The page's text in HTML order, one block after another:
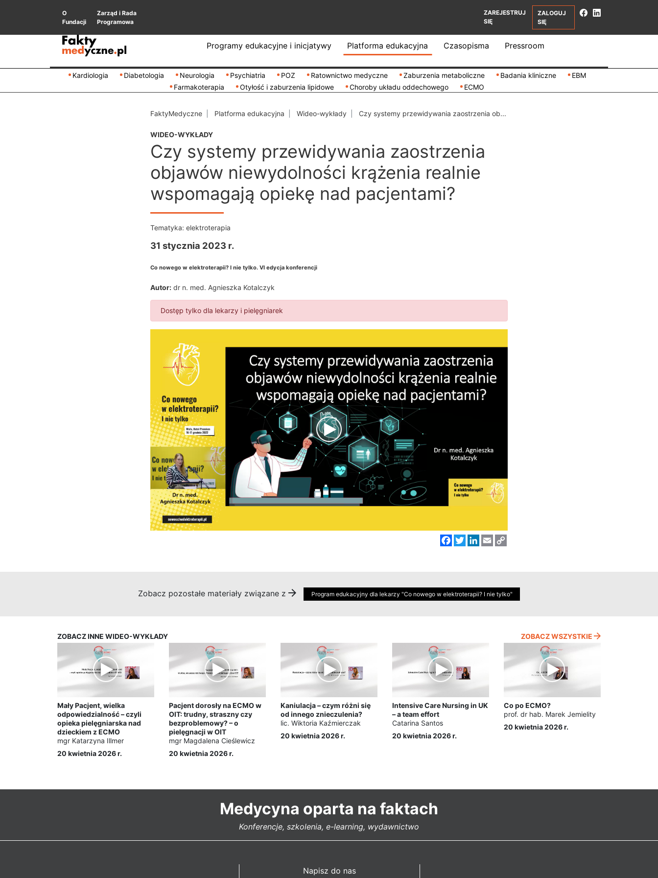
O
Fundacji
Zarząd i Rada
Programowa
ZAREJESTRUJ
SIĘ
ZALOGUJ
SIĘ
Programy edukacyjne i inicjatywy Platforma edukacyjna Czasopisma Pressroom
Kardiologia Diabetologia Neurologia Psychiatria POZ Ratownictwo medyczne Zaburzenia metaboliczne Badania kliniczne
EBM
Farmakoterapia
Otyłość i zaburzenia lipidowe Choroby układu oddechowego ECMO
FaktyMedyczne Platforma edukacyjna Wideo-wykłady Czy systemy przewidywania zaostrzenia ob...
WIDEO-WYKŁADY
Czy systemy przewidywania zaostrzenia
objawów niewydolności krążenia realnie
wspomagają opiekę nad pacjentami?
Tematyka: elektroterapia
31 stycznia 2023 r.
Co nowego w elektroterapii? I nie tylko. VI edycja konferencji
Autor: dr n. med. Agnieszka Kotalczyk
Dostęp tylko dla lekarzy i pielęgniarek
Facebook
TwitterLinkedIn
Email
Zobacz pozostałe materiały związane z Program edukacyjny dla lekarzy "Co nowego w elektroterapii? I nie tylko"
ZOBACZ INNE WIDEO-WYKŁADY ZOBACZ WSZYSTKIE
Mały Pacjent, wielka
odpowiedzialność – czyli
opieka pielęgniarska nad
dzieckiem z ECMO
mgr Katarzyna Illmer
20 kwietnia 2026 r.
Pacjent dorosły na ECMO w
OIT: trudny, straszny czy
bezproblemowy? – o
pielęgnacji w OIT
mgr Magdalena Cieślewicz
20 kwietnia 2026 r.
Kaniulacja – czym różni się
od innego znieczulenia?
lic. Wiktoria Kaźmierczak
20 kwietnia 2026 r.
Intensive Care Nursing in UK
– a team effort
Catarina Santos
20 kwietnia 2026 r.
Co po ECMO?
prof. dr hab. Marek Jemielity
20 kwietnia 2026 r.
Medycyna oparta na faktach
Konferencje, szkolenia, e-learning, wydawnictwo
Napisz do nas